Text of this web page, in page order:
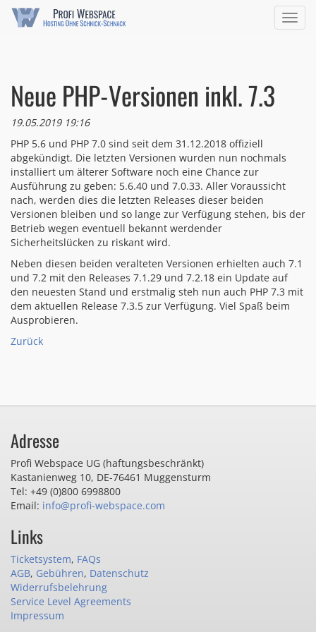
ein/
Neue PHP-Versionen inkl. 7.3
19.05.2019 19:16
PHP 5.6 und PHP 7.0 sind seit dem 31.12.2018 offiziell
abgekündigt. Die letzten Versionen wurden nun nochmals
installiert um älterer Software noch eine Chance zur
Ausführung zu geben: 5.6.40 und 7.0.33. Aller Voraussicht
nach, werden dies die letzten Releases dieser beiden
Versionen bleiben und so lange zur Verfügung stehen, bis der
Betrieb wegen eventuell bekannt werdender
Sicherheitslücken zu riskant wird.
Neben diesen beiden veralteten Versionen erhielten auch 7.1
und 7.2 mit den Releases 7.1.29 und 7.2.18 ein Update auf
den neuesten Stand und erstmalig steh nun auch PHP 7.3 mit
dem aktuellen Release 7.3.5 zur Verfügung. Viel Spaß beim
Ausprobieren.
Zurück
Adresse
Profi Webspace UG (haftungsbeschränkt)
Kastanienweg 10, DE-76461 Muggensturm
Tel: +49 (0)800 6998800
Email: info@profi-webspace.com
Links
Ticketsystem, FAQs
AGB, Gebühren, Datenschutz
Widerrufsbelehrung
Service Level Agreements
Impressum